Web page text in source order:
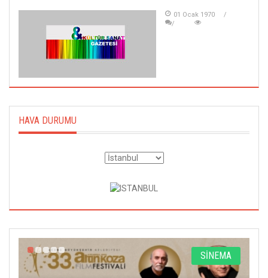
01 Ocak 1970
HAVA DURUMU
SİNEMA